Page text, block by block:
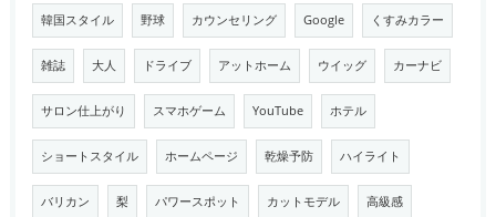
韓国スタイル 野球 カウンセリング Google くすみカラー
雑誌 大人 ドライブ アットホーム ウイッグ カーナビ
サロン仕上がり スマホゲーム YouTube ホテル
ショートスタイル ホームページ 乾燥予防 ハイライト
バリカン 梨 パワースポット カットモデル 高級感